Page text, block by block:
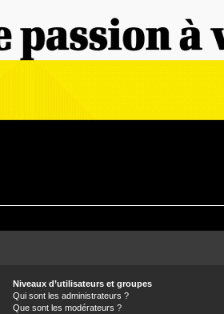
Niveaux d’utilisateurs et groupes
Qui sont les administrateurs ?
Que sont les modérateurs ?